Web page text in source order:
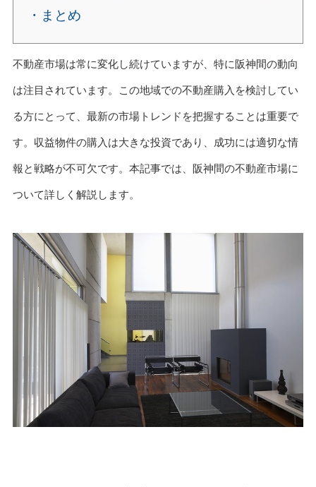
・まとめ
不動産市場は常に変化し続けていますが、特に阪神間の動向
は注目されています。この地域での不動産購入を検討してい
る方にとって、最新の市場トレンドを把握することは重要で
す。収益物件の購入は大きな投資であり、成功には適切な情
報と戦略が不可欠です。本記事では、阪神間の不動産市場に
ついて詳しく解説します。